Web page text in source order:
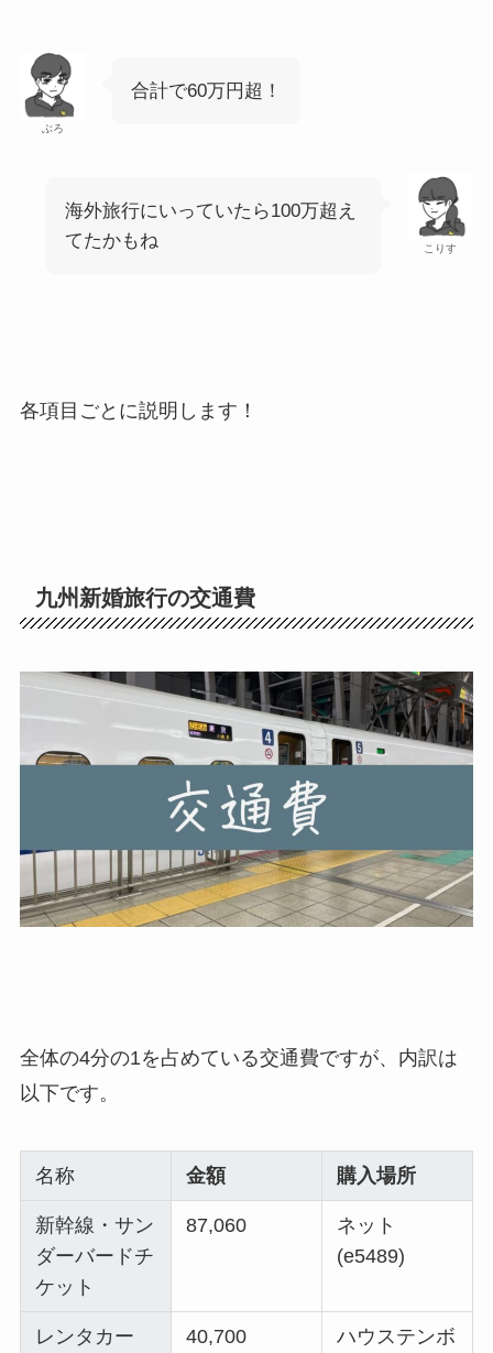
ぶろ
合計で60万円超！
こりす
海外旅行にいっていたら100万超え
てたかもね
各項目ごとに説明します！
九州新婚旅行の交通費
全体の4分の1を占めている交通費ですが、内訳は
以下です。
名称 金額 購入場所
新幹線・サン
ダーバードチ
ケット
87,060
ネット
(e5489)
レンタカー 40,700 ハウステンボ